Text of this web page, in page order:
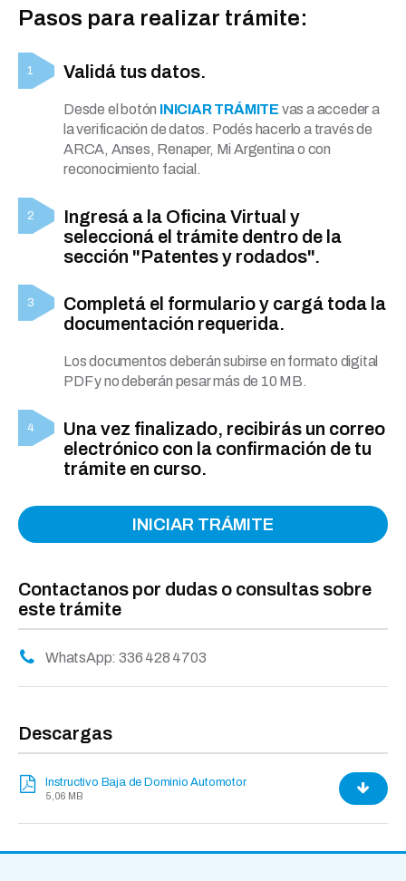
Pasos para realizar trámite:
Validá tus datos.
Desde el botón INICIAR TRÁMITE vas a acceder a
la verificación de datos. Podés hacerlo a través de
ARCA, Anses, Renaper, Mi Argentina o con
reconocimiento facial.
Ingresá a la Oficina Virtual y
seleccioná el trámite dentro de la
sección "Patentes y rodados".
Completá el formulario y cargá toda la
documentación requerida.
Los documentos deberán subirse en formato digital
PDF y no deberán pesar más de 10 MB.
Una vez finalizado, recibirás un correo
electrónico con la confirmación de tu
trámite en curso.
INICIAR TRÁMITE
Contactanos por dudas o consultas sobre
este trámite
WhatsApp: 336 428 4703
Descargas
Instructivo Baja de Dominio Automotor
5,06 MB